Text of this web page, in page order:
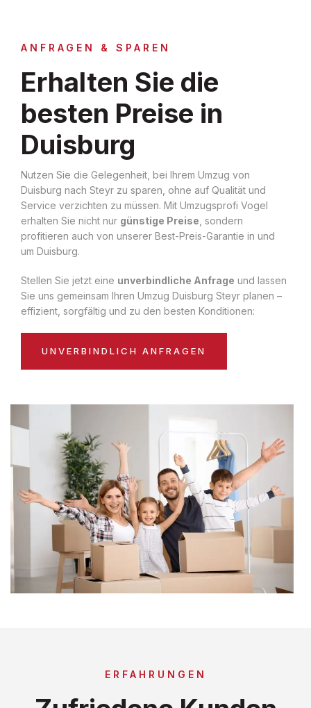
ANFRAGEN & SPAREN
Erhalten Sie die
besten Preise in
Duisburg
Nutzen Sie die Gelegenheit, bei Ihrem Umzug von
Duisburg nach Steyr zu sparen, ohne auf Qualität und
Service verzichten zu müssen. Mit Umzugsprofi Vogel
erhalten Sie nicht nur günstige Preise , sondern
profitieren auch von unserer Best-Preis-Garantie in und
um Duisburg.
Stellen Sie jetzt eine unverbindliche Anfrage und lassen
Sie uns gemeinsam Ihren Umzug Duisburg Steyr planen –
effizient, sorgfältig und zu den besten Konditionen:
UNVERBINDLICH ANFRAGEN
ERFAHRUNGEN